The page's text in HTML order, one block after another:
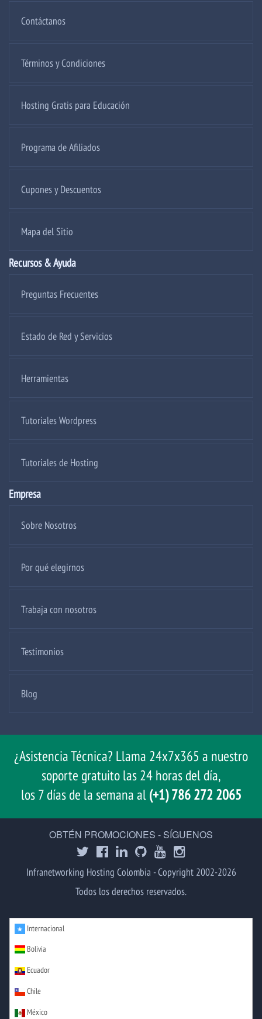
Contáctanos
Términos y Condiciones
Hosting Gratis para Educación
Programa de Afiliados
Cupones y Descuentos
Mapa del Sitio
Recursos & Ayuda
Preguntas Frecuentes
Estado de Red y Servicios
Herramientas
Tutoriales Wordpress
Tutoriales de Hosting
Empresa
Sobre Nosotros
Por qué elegirnos
Trabaja con nosotros
Testimonios
Blog
¿Asistencia Técnica? Llama 24x7x365 a nuestro
soporte gratuito las 24 horas del día,
los 7 días de la semana al(+1) 786 272 2065
OBTÉN PROMOCIONES - SÍGUENOS
Infranetworking Hosting Colombia - Copyright 2002-2026
Todos los derechos reservados.
Internacional
Bolivia
Ecuador
Chile
México